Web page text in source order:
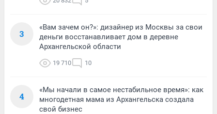
3
«Вам зачем он?»: дизайнер из Москвы за свои
деньги восстанавливает дом в деревне
Архангельской области
19 710 10
4
«Мы начали в самое нестабильное время»: как
многодетная мама из Архангельска создала
свой бизнес